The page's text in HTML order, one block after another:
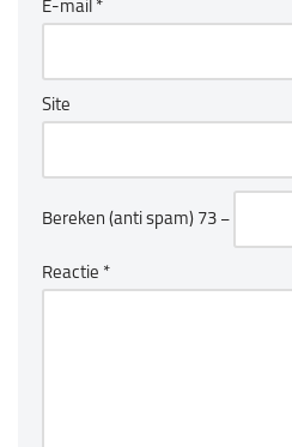
E-mail *
Site
Bereken (anti spam) 73 −
Reactie *